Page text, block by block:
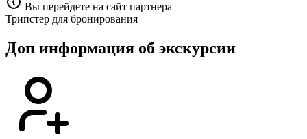
Вы перейдете на сайт партнера
Трипстер для бронирования
Доп информация об экскурсии